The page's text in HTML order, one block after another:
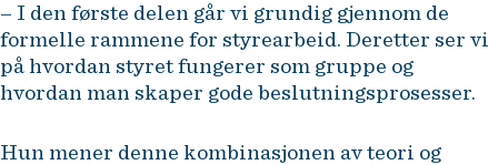
– I den første delen går vi grundig gjennom de
formelle rammene for styrearbeid. Deretter ser vi
på hvordan styret fungerer som gruppe og
hvordan man skaper gode beslutningsprosesser.
Hun mener denne kombinasjonen av teori og